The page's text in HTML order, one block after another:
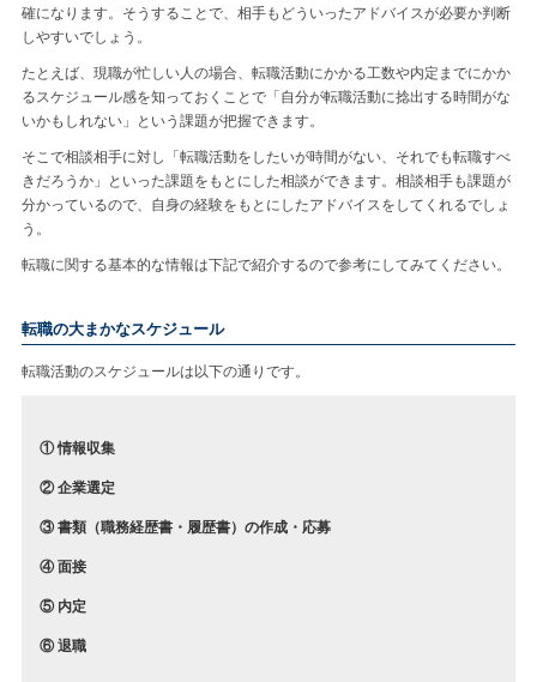
確になります。そうすることで、相手もどういったアドバイスが必要か判断
しやすいでしょう。
たとえば、現職が忙しい人の場合、転職活動にかかる工数や内定までにかか
るスケジュール感を知っておくことで「自分が転職活動に捻出する時間がな
いかもしれない」という課題が把握できます。
そこで相談相手に対し「転職活動をしたいが時間がない、それでも転職すべ
きだろうか」といった課題をもとにした相談ができます。相談相手も課題が
分かっているので、自身の経験をもとにしたアドバイスをしてくれるでしょ
う。
転職に関する基本的な情報は下記で紹介するので参考にしてみてください。
転職の大まかなスケジュール
転職活動のスケジュールは以下の通りです。
① 情報収集
② 企業選定
③ 書類（職務経歴書・履歴書）の作成・応募
④ 面接
⑤ 内定
⑥ 退職